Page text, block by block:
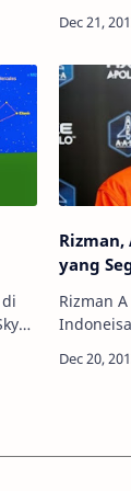
kedua
yang
Rizman
rasanya